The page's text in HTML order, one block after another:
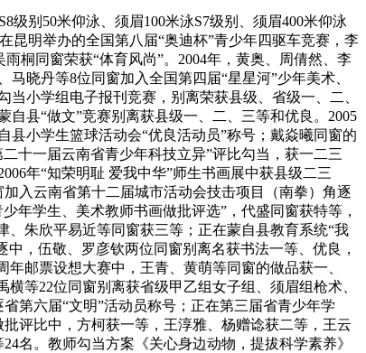
级别50米仰泳、须眉100米泳S7级别、须眉400米仰泳
昆明举办的全国第八届“奥迪杯”青少年四驱车竞赛，李
桐同窗荣获“体育风尚”。2004年，黄奥、周倩然、李
晓丹等8位同窗加入全国第四届“星星河”少年美术、
小学组电子报刊竞赛，别离荣获县级、省级一、二、
自县“做文”竞赛别离获县级一、二、三等和优良。2005
小学生篮球活动会“优良活动员”称号；戴焱曦同窗的
十一届云南省青少年科技立异”评比勾当，获一二三
年“知荣明耻 爱我中华”师生书画展中获县级二三
入云南省第十二届城市活动会技击项目（南拳）角逐
年学生、美术教师书画做批评选”，代盛同窗获特等，
、朱欣平易近等同窗获三等；正在蒙自县教育系统“我
，伍敬、罗彦钦两位同窗别离名获书法一等、优良，
邮票设想大赛中，王青、黄萌等同窗的做品获一、
等22位同窗别离获省级甲乙组女子组、须眉组枪术、
第六届“文明”活动员称号；正在第三届省青少年学
评比中，方柯获一等，王淳雅、杨赠谂获二等，王云
名。教师勾当方案《关心身边动物，提拔科学素养》